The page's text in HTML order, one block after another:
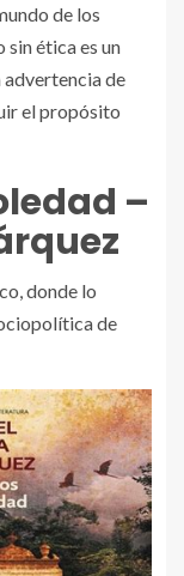
de los
sin ética es un
de
el propósito
–
donde lo
de